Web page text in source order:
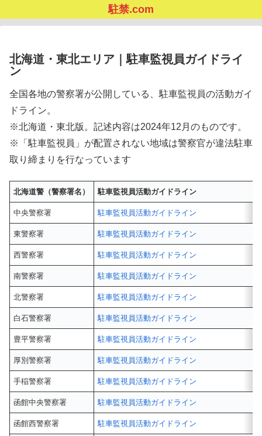
駐禁.com
北海道・東北エリア｜駐車監視員ガイドライ
ン
全国各地の警察署が公開している、駐車監視員の活動ガイ
ドライン。
※北海道・東北版。記述内容は2024年12月のものです。
※「駐車監視員」が配置されない地域は警察官が違法駐車
取り締まりを行なっています
北海道警（警察署名） 駐車監視員活動ガイドライン
中央警察署 駐車監視員活動ガイドライン
東警察署 駐車監視員活動ガイドライン
西警察署 駐車監視員活動ガイドライン
南警察署 駐車監視員活動ガイドライン
北警察署 駐車監視員活動ガイドライン
白石警察署 駐車監視員活動ガイドライン
豊平警察署 駐車監視員活動ガイドライン
厚別警察署 駐車監視員活動ガイドライン
手稲警察署 駐車監視員活動ガイドライン
函館中央警察署 駐車監視員活動ガイドライン
函館西警察署 駐車監視員活動ガイドライン